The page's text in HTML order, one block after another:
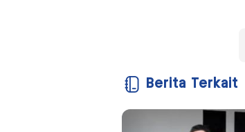
Berita Terkait